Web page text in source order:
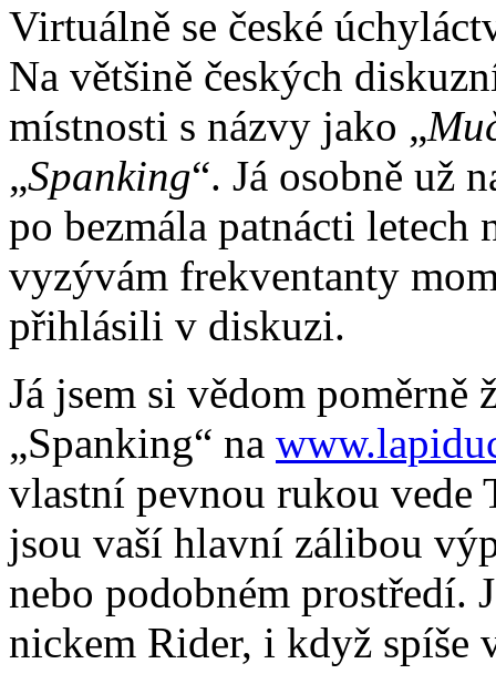
Virtuálně se české
Na většině českých
místnosti s názvy jako „
„Spanking“. Já osobně už
po bezmála patnácti letech
vyzývám frekventanty
přihlásili v diskuzi.
Já jsem si vědom
„Spanking“ na
vlastní pevnou rukou vede
jsou vaší hlavní zálibou
nebo podobném prostředí.
nickem Rider, i když spíše